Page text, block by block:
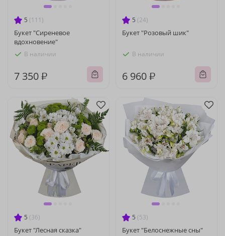
5 (111)
Букет "Сиреневое
вдохновение"
В наличии
7 350 ₽
5 (24)
Букет "Розовый шик"
В наличии
6 960 ₽
5 (36)
Букет "Лесная сказка"
5 (53)
Букет "Белоснежные сны"